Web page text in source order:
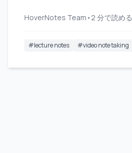
HoverNotes Team • 2 分で読める
#lecture notes #video note taking